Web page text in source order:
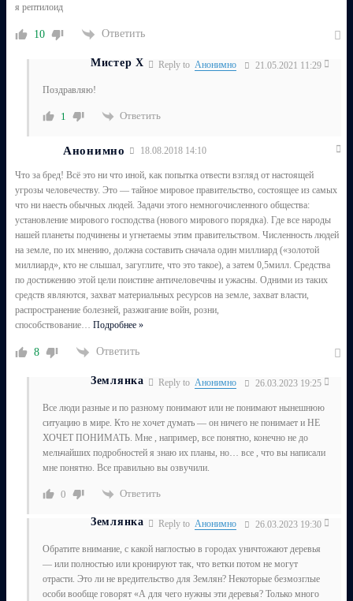
я рептилоид
10 Ответить
Мистер Х Reply to Анонимно 21.05.2021 11:29
Поздравляю!
1 Ответить
Анонимно 18.08.2018 14:10
Что за бред! Всё это ни что иной, как попытка отвести взгляд от настоящей
угрозы человечеству. Это — тайное мировое правительство, состоящее из самых
что ни наесть обычных людей. Задачи этого немногочисленного общества:
установление мирового господства (нового мирового порядка). Где все народы
нашей планеты подчинены и угнетаемы этим правительством. Численность людей
на земле, по их мнению, должна составить сначала один миллиард («золотой
миллиард», кто не слышал, загуглите, что это такое), а затем 0,5милл. Средства
по достижению этой цели поистине античеловечны и ужасны. Одними из таких
средств являются, захват материальных ресурсов на земле, захват власти,
распространение болезней, разжигание войн, розни,
способствование… Подробнее »
8 Ответить
Землянка Reply to Анонимно 26.03.2023 19:25
Все люди разные и по разному понимают или не понимают нынешнюю
ситуацию в мире. Кто не хочет думать — он ничего не понимает и НЕ
ХОЧЕТ ПОНИМАТЬ. Мне , например, все понятно, конечно не до
мельчайших подробностей я знаю их планы, но… все , что вы написали
мне понятно. Все правильно вы озвучили.
0 Ответить
Землянка Reply to Анонимно 26.03.2023 19:30
Обратите внимание, с какой наглостью в городах уничтожают деревья
— или полностью или кронируют так, что ветки потом не могут
отрасти. Это ли не вредительство для Землян? Некоторые безмозглые
особи вообще говорят «А для чего нужны эти деревья? Только много